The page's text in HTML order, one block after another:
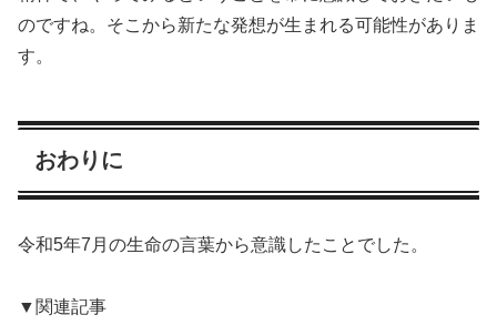
のですね。そこから新たな発想が生まれる可能性がありま
す。
おわりに
令和5年7月の生命の言葉から意識したことでした。
▼関連記事